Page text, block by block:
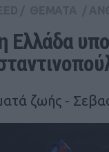
Ελλάδα
ζωής -